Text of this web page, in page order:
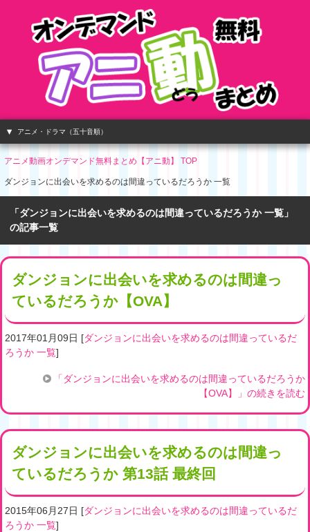
アニメ・ドラマ（五十音順）
アニメ動画オンデマンド無料まとめ【アニ動】 TOP
ダンジョンに出会いを求めるのは間違っているだろうか 一覧
「ダンジョンに出会いを求めるのは間違っているだろうか 一覧」
の記事一覧
ダンジョンに出会いを求めるのは間違っ
ているだろうか【OVA】
2017年01月09日 [ダンジョンに出会いを求めるのは間違っているだ
ろうか 一覧]
「ダンジョンに出会いを求めるのは間違っているだろうか
【OVA】」の続きを読む
ダンジョンに出会いを求めるのは間違っ
ているだろうか 第13話 最終回
2015年06月27日 [ダンジョンに出会いを求めるのは間違っているだ
ろうか 一覧]